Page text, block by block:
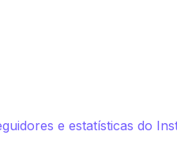
e estatísticas do